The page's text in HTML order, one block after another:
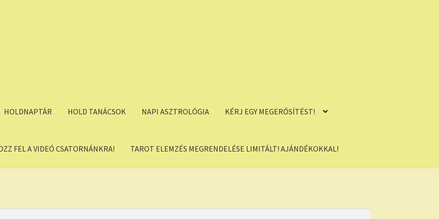
HOLDNAPTÁR HOLD TANÁCSOK NAPI ASZTROLÓGIA KÉRJ EGY MEGERŐSÍTÉST!
FEL A VIDEÓ CSATORNÁNKRA! TAROT ELEMZÉS MEGRENDELÉSE LIMITÁLT! AJÁNDÉKOKKAL!